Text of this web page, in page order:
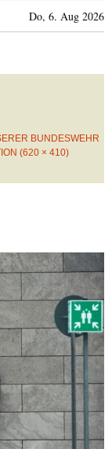
Do, 6. Aug 2026
BUNDESWEHR
(620 × 410)